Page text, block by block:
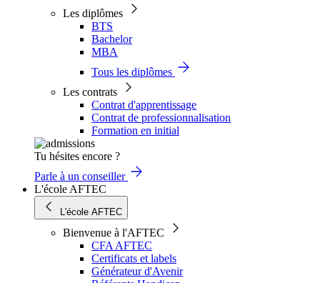
Les diplômes
BTS
Bachelor
MBA
Tous les diplômes
Les contrats
Contrat d'apprentissage
Contrat de professionnalisation
Formation en initial
Tu hésites encore ?
Parle à un conseiller
L'école AFTEC
L'école AFTEC
Bienvenue à l'AFTEC
CFA AFTEC
Certificats et labels
Générateur d'Avenir